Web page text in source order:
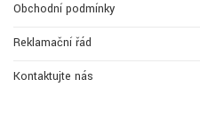
Obchodní podmínky
Reklamační řád
Kontaktujte nás